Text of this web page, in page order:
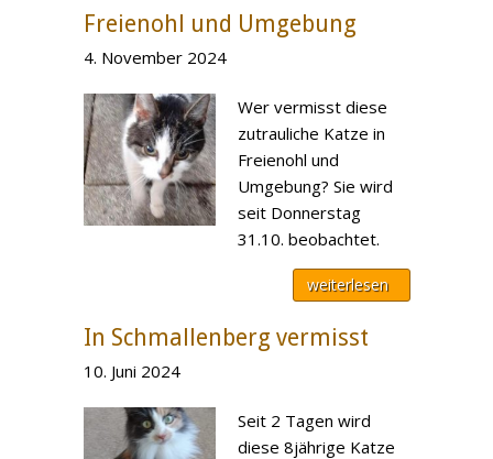
Freienohl und Umgebung
4. November 2024
Wer vermisst diese
zutrauliche Katze in
Freienohl und
Umgebung? Sie wird
seit Donnerstag
31.10. beobachtet.
weiterlesen
In Schmallenberg vermisst
10. Juni 2024
Seit 2 Tagen wird
diese 8jährige Katze